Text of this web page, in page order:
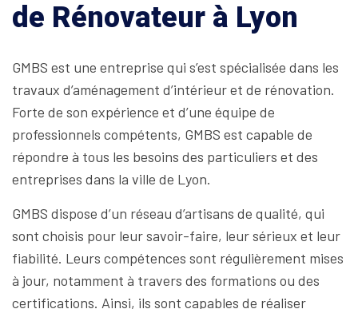
de Rénovateur à Lyon
GMBS est une entreprise qui s’est spécialisée dans les
travaux d’aménagement d’intérieur et de rénovation.
Forte de son expérience et d’une équipe de
professionnels compétents, GMBS est capable de
répondre à tous les besoins des particuliers et des
entreprises dans la ville de Lyon.
GMBS dispose d’un réseau d’artisans de qualité, qui
sont choisis pour leur savoir-faire, leur sérieux et leur
fiabilité. Leurs compétences sont régulièrement mises
à jour, notamment à travers des formations ou des
certifications. Ainsi, ils sont capables de réaliser